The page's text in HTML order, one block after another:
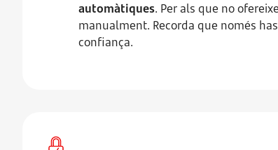
automàtiques. Per als que no
manualment. Recorda que només
confiança.